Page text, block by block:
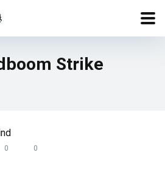
Strike
0 0